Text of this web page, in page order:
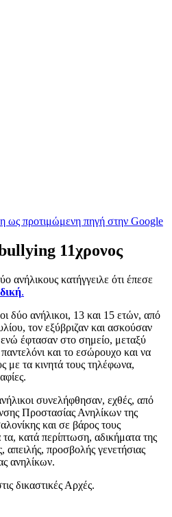
ως προτιμώμενη πηγή στην Google
11χρονος
ανήλικους κατήγγειλε ότι έπεσε
.
δύο ανήλικοι, 13 και 15 ετών, από
τον εξύβριζαν και ασκούσαν
έφτασαν στο σημείο, μεταξύ
και το εσώρουχο και να
με τα κινητά τους τηλέφωνα,
συνελήφθησαν, εχθές, από
Προστασίας Ανηλίκων της
και σε βάρος τους
κατά περίπτωση, αδικήματα της
απειλής, προσβολής γενετήσιας
ανηλίκων.
δικαστικές Αρχές.